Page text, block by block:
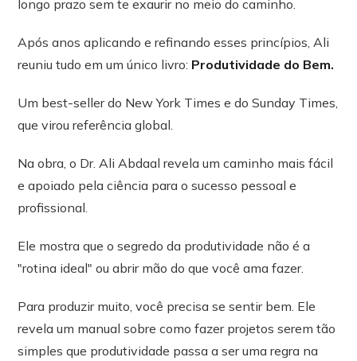
longo prazo sem te exaurir no meio do caminho.
Após anos aplicando e refinando esses princípios, Ali
reuniu tudo em um único livro: Produtividade do Bem.
Um best-seller do New York Times e do Sunday Times,
que virou referência global.
Na obra, o Dr. Ali Abdaal revela um caminho mais fácil
e apoiado pela ciência para o sucesso pessoal e
profissional.
Ele mostra que o segredo da produtividade não é a
"rotina ideal" ou abrir mão do que você ama fazer.
Para produzir muito, você precisa se sentir bem. Ele
revela um manual sobre como fazer projetos serem tão
simples que produtividade passa a ser uma regra na